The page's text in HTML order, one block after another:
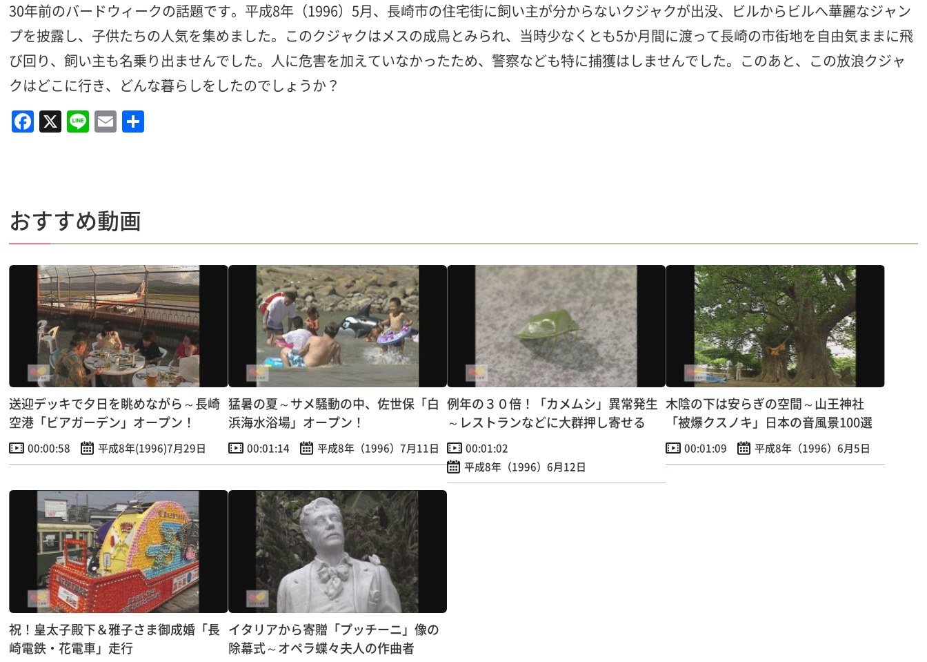
30年前のバードウィークの話題です。平成8年（1996）5月、長崎市の住宅街に飼い主が分からないクジャクが出没、ビルからビルへ華麗なジャン
プを披露し、子供たちの人気を集めました。このクジャクはメスの成鳥とみられ、当時少なくとも5か月間に渡って長崎の市街地を自由気ままに飛
び回り、飼い主も名乗り出ませんでした。人に危害を加えていなかったため、警察なども特に捕獲はしませんでした。このあと、この放浪クジャ
クはどこに行き、どんな暮らしをしたのでしょうか？
F
a
b
o
o
k
X Li
n
E
m
おすすめ動画
送迎デッキで夕日を眺めながら～長崎
空港「ビアガーデン」オープン！
00:00:58 平成8年(1996)7月29日
猛暑の夏～サメ騒動の中、佐世保「白
浜海水浴場」オープン！
00:01:14 平成8年（1996）7月11日
例年の３０倍！「カメムシ」異常発生
～レストランなどに大群押し寄せる
00:01:02
平成8年（1996）6月12日
木陰の下は安らぎの空間～山王神社
「被爆クスノキ」日本の音風景100選
00:01:09 平成8年（1996）6月5日
祝！皇太子殿下＆雅子さま御成婚「長
崎電鉄・花電車」走行
イタリアから寄贈「プッチーニ」像の
除幕式～オペラ蝶々夫人の作曲者